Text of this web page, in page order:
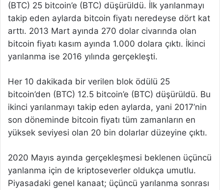
(BTC) 25 bitcoin’e (BTC) düşürüldü. İlk yarılanmayı
takip eden aylarda bitcoin fiyatı neredeyse dört kat
arttı. 2013 Mart ayında 270 dolar civarında olan
bitcoin fiyatı kasım ayında 1.000 dolara çıktı. İkinci
yarılanma ise 2016 yılında gerçekleşti.
Her 10 dakikada bir verilen blok ödülü 25
bitcoin’den (BTC) 12.5 bitcoin’e (BTC) düşürüldü. Bu
ikinci yarılanmayı takip eden aylarda, yani 2017’nin
son döneminde bitcoin fiyatı tüm zamanların en
yüksek seviyesi olan 20 bin dolarlar düzeyine çıktı.
2020 Mayıs ayında gerçekleşmesi beklenen üçüncü
yanlanma için de kriptoseverler oldukça umutlu.
Piyasadaki genel kanaat; üçüncü yarılanma sonrası